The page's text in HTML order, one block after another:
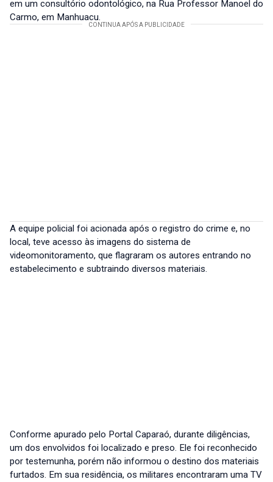
em um consultório odontológico, na Rua Professor Manoel do
Carmo, em Manhuaçu.
A equipe policial foi acionada após o registro do crime e, no
local, teve acesso às imagens do sistema de
videomonitoramento, que flagraram os autores entrando no
estabelecimento e subtraindo diversos materiais.
Conforme apurado pelo Portal Caparaó, durante diligências,
um dos envolvidos foi localizado e preso. Ele foi reconhecido
por testemunha, porém não informou o destino dos materiais
furtados. Em sua residência, os militares encontraram uma TV